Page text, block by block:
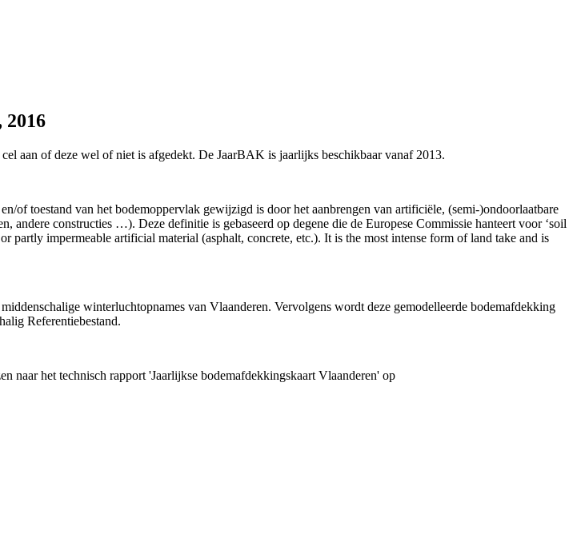
aan of deze wel of niet is afgedekt. De JaarBAK is jaarlijks beschikbaar vanaf 2013.
of toestand van het bodemoppervlak gewijzigd is door het aanbrengen van artificiële, (semi-)ondoorlaatbare
andere constructies …). Deze definitie is gebaseerd op degene die de Europese Commissie hanteert voor ‘soil
impermeable artificial material (asphalt, concrete, etc.). It is the most intense form of land take and is
winterluchtopnames van Vlaanderen. Vervolgens wordt deze gemodelleerde bodemafdekking
Referentiebestand.
naar het technisch rapport 'Jaarlijkse bodemafdekkingskaart Vlaanderen' op